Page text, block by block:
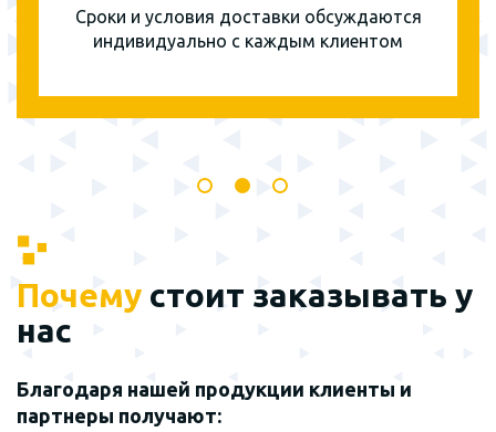
Сроки и условия доставки обсуждаются
индивидуально с каждым клиентом
Почему стоит заказывать у
нас
Благодаря нашей продукции клиенты и
партнеры получают: